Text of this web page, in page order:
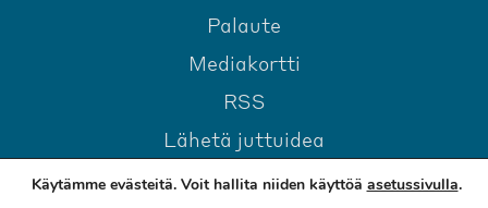
Palaute
Mediakortti
RSS
Lähetä juttuidea
Käytämme evästeitä. Voit hallita niiden käyttöä asetussivulla.